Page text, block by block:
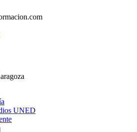
UNED